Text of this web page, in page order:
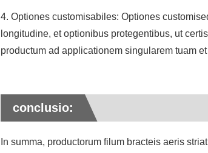
4. Optiones customisabiles: Optiones
longitudine, et optionibus protegentibus, ut
productum ad applicationem singularem tuam
conclusio:
In summa, productorum filum bracteis aeris